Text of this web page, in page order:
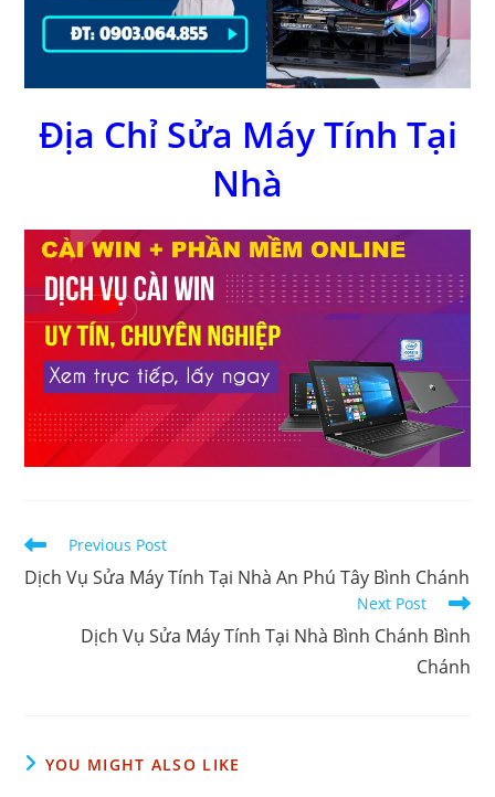
Địa Chỉ Sửa Máy Tính Tại
Nhà
Read
more
articles
Previous Post
Dịch Vụ Sửa Máy Tính Tại Nhà An Phú Tây Bình Chánh
Next Post
Dịch Vụ Sửa Máy Tính Tại Nhà Bình Chánh Bình
Chánh
YOU MIGHT ALSO LIKE